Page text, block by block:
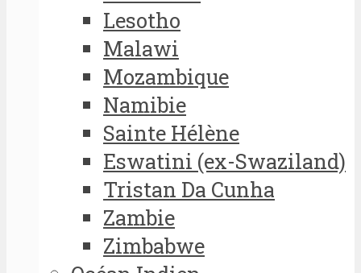
Lesotho
Malawi
Mozambique
Namibie
Sainte Hélène
Eswatini (ex-Swaziland)
Tristan Da Cunha
Zambie
Zimbabwe